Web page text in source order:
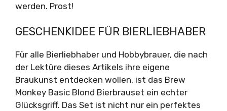
werden. Prost!
GESCHENKIDEE FÜR BIERLIEBHABER
Für alle Bierliebhaber und Hobbybrauer, die nach
der Lektüre dieses Artikels ihre eigene
Braukunst entdecken wollen, ist das Brew
Monkey Basic Blond Bierbrauset ein echter
Glücksgriff. Das Set ist nicht nur ein perfektes